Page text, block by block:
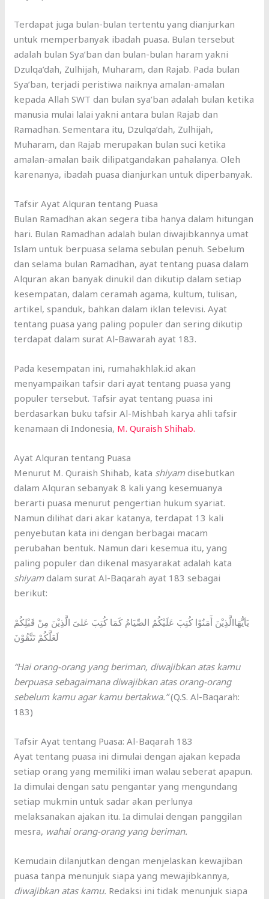
Terdapat juga bulan-bulan tertentu yang dianjurkan
untuk memperbanyak ibadah puasa. Bulan tersebut
adalah bulan Sya’ban dan bulan-bulan haram yakni
Dzulqa’dah, Zulhijah, Muharam, dan Rajab. Pada bulan
Sya’ban, terjadi peristiwa naiknya amalan-amalan
kepada Allah SWT dan bulan sya’ban adalah bulan ketika
manusia mulai lalai yakni antara bulan Rajab dan
Ramadhan. Sementara itu, Dzulqa’dah, Zulhijah,
Muharam, dan Rajab merupakan bulan suci ketika
amalan-amalan baik dilipatgandakan pahalanya. Oleh
karenanya, ibadah puasa dianjurkan untuk diperbanyak.
Tafsir Ayat Alquran tentang Puasa
Bulan Ramadhan akan segera tiba hanya dalam hitungan
hari. Bulan Ramadhan adalah bulan diwajibkannya umat
Islam untuk berpuasa selama sebulan penuh. Sebelum
dan selama bulan Ramadhan, ayat tentang puasa dalam
Alquran akan banyak dinukil dan dikutip dalam setiap
kesempatan, dalam ceramah agama, kultum, tulisan,
artikel, spanduk, bahkan dalam iklan televisi. Ayat
tentang puasa yang paling populer dan sering dikutip
terdapat dalam surat Al-Bawarah ayat 183.
Pada kesempatan ini, rumahakhlak.id akan
menyampaikan tafsir dari ayat tentang puasa yang
populer tersebut. Tafsir ayat tentang puasa ini
berdasarkan buku tafsir Al-Mishbah karya ahli tafsir
kenamaan di Indonesia, M. Quraish Shihab.
Ayat Alquran tentang Puasa
Menurut M. Quraish Shihab, kata shiyamdisebutkan
dalam Alquran sebanyak 8 kali yang kesemuanya
berarti puasa menurut pengertian hukum syariat.
Namun dilihat dari akar katanya, terdapat 13 kali
penyebutan kata ini dengan berbagai macam
perubahan bentuk. Namun dari kesemua itu, yang
paling populer dan dikenal masyarakat adalah kata
shiyamdalam surat Al-Baqarah ayat 183 sebagai
berikut:
يَاَيُّهَاالَّذِيْنَ أَمَنُوْا كُتِبَ عَلَيْكُمُ الصِّيَامُ كَمَا كُتِبَ عَلىَ الَّذِيْنَ مِنْ قَبْلِكُمْ
لَعَلَّكُمْ تَتَّقُوْنَ
“Hai orang-orang yang beriman, diwajibkan atas kamu
berpuasa sebagaimana diwajibkan atas orang-orang
sebelum kamu agar kamu bertakwa.”(Q.S. Al-Baqarah:
183)
Tafsir Ayat tentang Puasa: Al-Baqarah 183
Ayat tentang puasa ini dimulai dengan ajakan kepada
setiap orang yang memiliki iman walau seberat apapun.
Ia dimulai dengan satu pengantar yang mengundang
setiap mukmin untuk sadar akan perlunya
melaksanakan ajakan itu. Ia dimulai dengan panggilan
mesra, wahai orang-orang yang beriman.
Kemudain dilanjutkan dengan menjelaskan kewajiban
puasa tanpa menunjuk siapa yang mewajibkannya,
diwajibkan atas kamu. Redaksi ini tidak menunjuk siapa